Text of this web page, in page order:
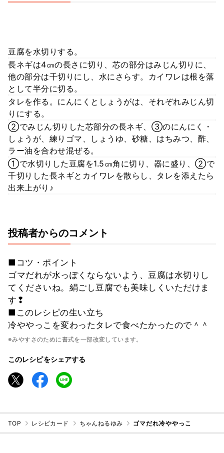
豆腐を水切りする。
長ネギは4㎝の長さに切り、芯の部分はみじん切りに、
他の部分は千切りにし、水にさらす。カイワレは根を落
として半分に切る。
タレを作る。にんにくとしょうがは、それぞれみじん切
りにする。
②でみじん切りした芯部分の長ネギ、③のにんにく・
しょうが、練りゴマ、しょうゆ、砂糖、はちみつ、酢、
ラー油を合わせ混ぜる。
①で水切りした豆腐を1.5㎝角に切り、器に盛り、②で
千切りした長ネギとカイワレを散らし、タレを添えたら
出来上がり♪
投稿者からのコメント
■コツ・ポイント
ゴマだれが水っぽくならないよう、豆腐は水切りし
てくださいね。絹ごし豆腐でも美味しくいただけま
す❢
■このレシピの生い立ち
冷ややっこを変わったタレで食べたかったので＾＾
※みやすさのために書式を一部改変しています。
このレシピをシェアする
TOP レシピカード ちゃんねるゆみ ゴマだれ冷ややっこ